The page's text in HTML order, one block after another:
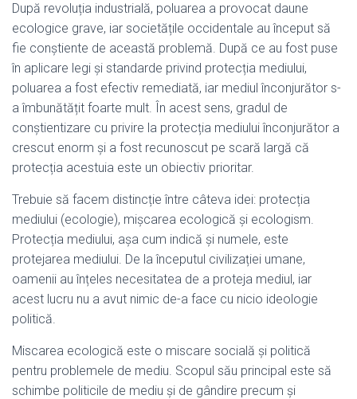
După revoluția industrială, poluarea a provocat daune
ecologice grave, iar societățile occidentale au început să
fie conștiente de această problemă. După ce au fost puse
în aplicare legi și standarde privind protecția mediului,
poluarea a fost efectiv remediată, iar mediul înconjurător s-
a îmbunătățit foarte mult. În acest sens, gradul de
conștientizare cu privire la protecția mediului înconjurător a
crescut enorm și a fost recunoscut pe scară largă că
protecția acestuia este un obiectiv prioritar.
Trebuie să facem distincție între câteva idei: protecția
mediului (ecologie), mișcarea ecologică și ecologism.
Protecția mediului, așa cum indică și numele, este
protejarea mediului. De la începutul civilizației umane,
oamenii au înțeles necesitatea de a proteja mediul, iar
acest lucru nu a avut nimic de-a face cu nicio ideologie
politică.
Miscarea ecologică este o miscare socială și politică
pentru problemele de mediu. Scopul său principal este să
schimbe politicile de mediu și de gândire precum și